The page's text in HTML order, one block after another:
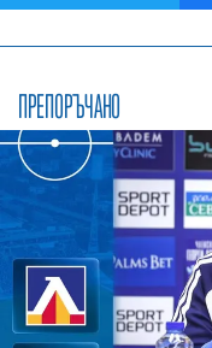
ПРЕПОРЪЧАНО